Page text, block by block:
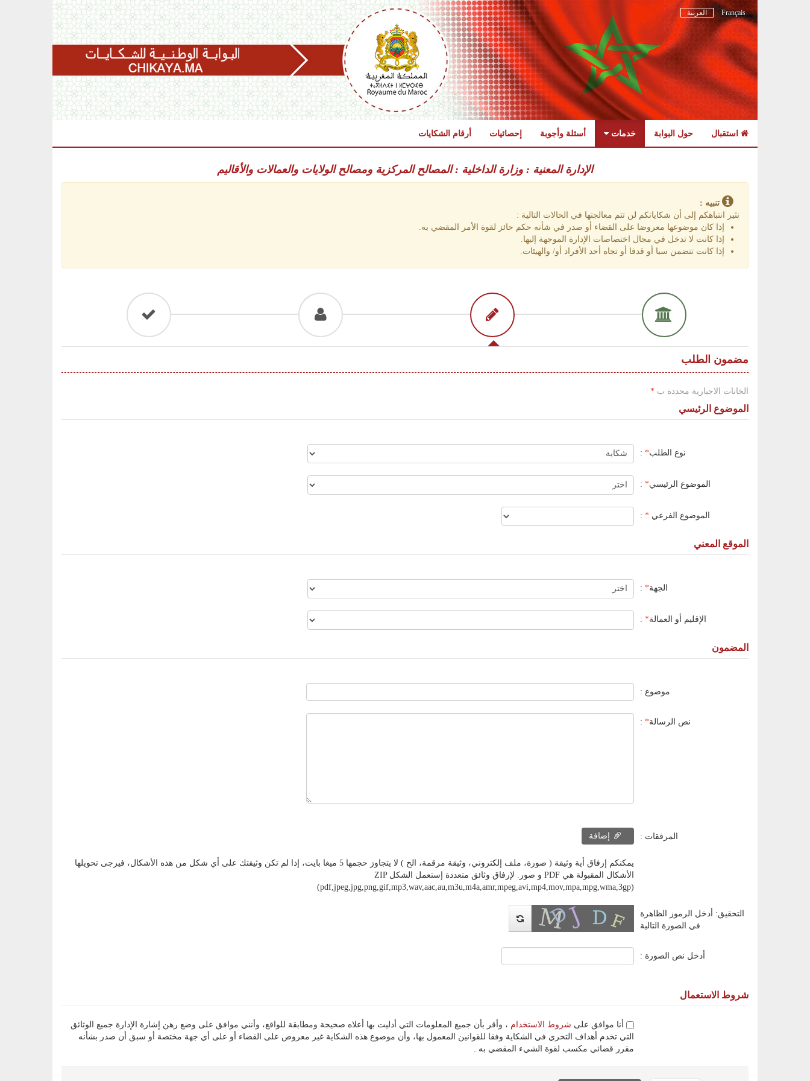
Français العربية
استقبال حول البوابة خدمات أسئلة وأجوبة إحصائيات أرقام الشكايات
content
الإدارة المعنية : وزارة الداخلية : المصالح المركزية ومصالح الولايات والعمالات والأقاليم
تنبيه :
نثير انتباهكم إلى أن شكاياتكم لن تتم معالجتها في الحالات التالية :
إذا كان موضوعها معروضا على القضاء أو صدر في شأنه حكم حائز لقوة الأمر المقضي به.
إذا كانت لا تدخل في مجال اختصاصات الإدارة الموجهة إليها.
إذا كانت تتضمن سبا أو قدفا أو تجاه أحد الأفراد أو/ والهيئات.
مضمون الطلب
الخانات الاجبارية محددة ب *
الموضوع الرئيسي
نوع الطلب*
:
الموضوع الرئيسي*
:
الموضوع الفرعي *
:
الموقع المعني
الجهة*
:
الإقليم أو العمالة*
:
المضمون
موضوع :
نص الرسالة*
:
المرفقات : إضافة
يمكنكم إرفاق أية وثيقة ( صورة، ملف إلكتروني، وثيقة مرقمة، الخ ) لا يتجاوز حجمها 5 ميغا بايت، إذا لم تكن وثيقتك على أي شكل من هذه الأشكال، فيرجى تحويلها
الأشكال المقبولة هي PDF و صور. لإرفاق وثائق متعددة إستعمل الشكل ZIP
(pdf,jpeg,jpg,png,gif,mp3,wav,aac,au,m3u,m4a,amr,mpeg,avi,mp4,mov,mpa,mpg,wma,3gp)
التحقيق: أدخل الرموز الظاهرة
في الصورة التالية
أدخل نص الصورة :
شروط الاستعمال
شروط الاستخدام
، وأقر بأن جميع المعلومات التي أدليت بها أعلاه صحيحة ومطابقة للواقع، وأنني موافق على وضع رهن إشارة الإدارة جميع الوثائق
التي تخدم أهداف التحري في الشكاية وفقا للقوانين المعمول بها، وأن موضوع هذه الشكاية غير معروض على القضاء أو على أي جهة مختصة أو سبق أن صدر بشأنه
مقرر قضائي مكسب لقوة الشيء المقضي به .